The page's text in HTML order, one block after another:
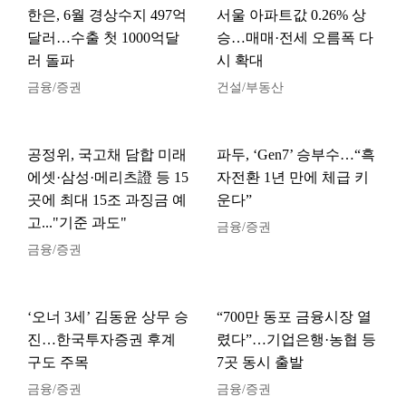
한은, 6월 경상수지 497억
달러…수출 첫 1000억달
러 돌파
금융/증권
서울 아파트값 0.26% 상
승…매매·전세 오름폭 다
시 확대
건설/부동산
공정위, 국고채 담합 미래
에셋·삼성·메리츠證 등 15
곳에 최대 15조 과징금 예
고..."기준 과도"
금융/증권
파두, ‘Gen7’ 승부수…“흑
자전환 1년 만에 체급 키
운다”
금융/증권
‘오너 3세’ 김동윤 상무 승
진…한국투자증권 후계
구도 주목
금융/증권
“700만 동포 금융시장 열
렸다”…기업은행·농협 등
7곳 동시 출발
금융/증권